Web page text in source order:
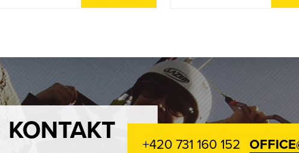
KONTAKT +420 731 160 152